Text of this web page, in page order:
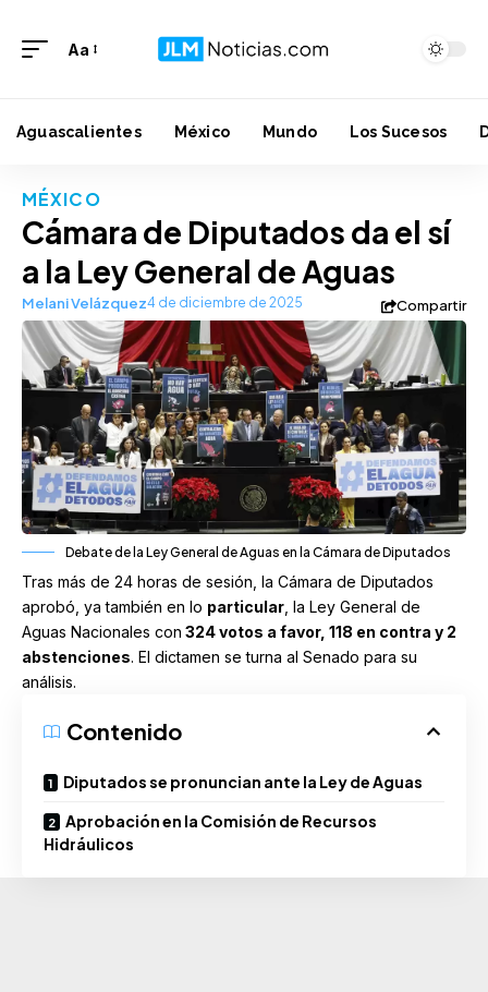
Aa
Aguascalientes México Mundo Los Sucesos
MÉXICO
Cámara de Diputados da el sí
a la Ley General de Aguas
Melani Velázquez4 de diciembre de 2025 Compartir
Debate de la Ley General de Aguas en la Cámara de Diputados
Tras más de 24 horas de sesión, la Cámara de Diputados
aprobó, ya también en lo particular , la Ley General de
Aguas Nacionales con 324 votos a favor, 118 en contra y 2
abstenciones. El dictamen se turna al Senado para su
análisis.
Contenido
Diputados se pronuncian ante la Ley de Aguas
Aprobación en la Comisión de Recursos
Hidráulicos